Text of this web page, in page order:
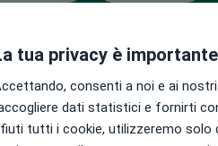
Micali 7 Ago
tua privacy è importante
consenti a noi e ai
dati statistici e fornirti
tutti i cookie, utilizzeremo solo